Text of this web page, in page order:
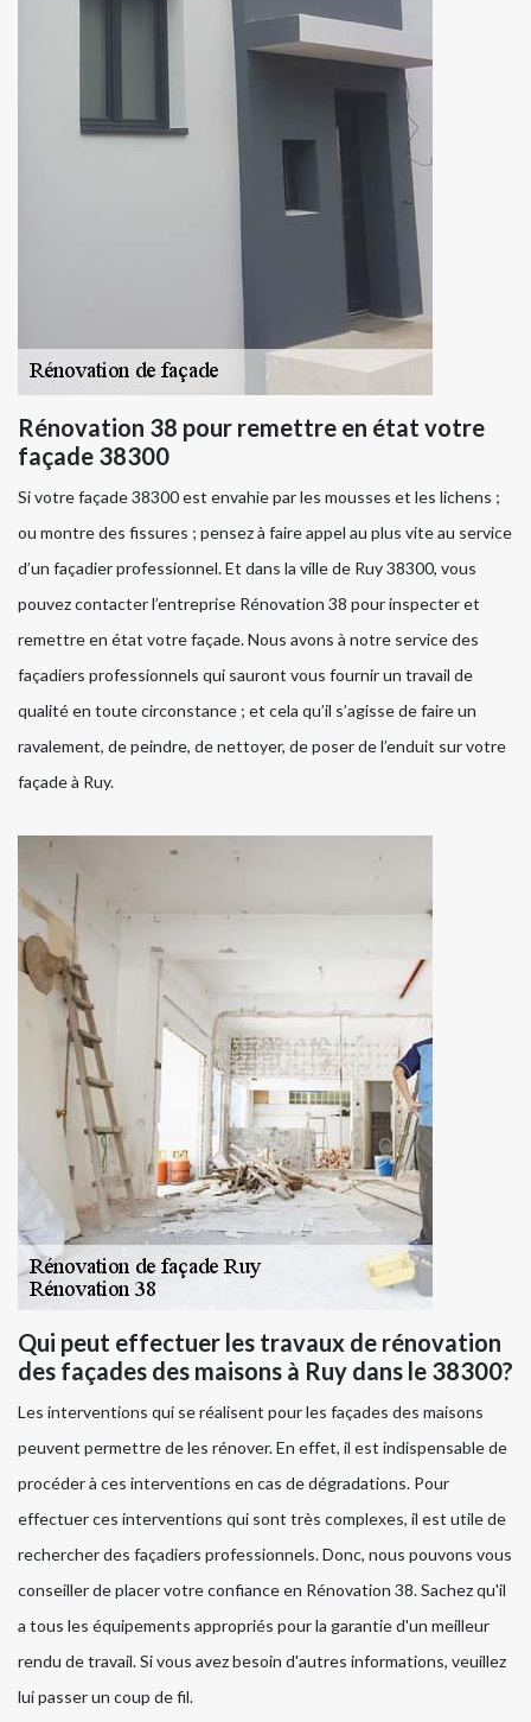
Rénovation 38 pour remettre en état votre
façade 38300
Si votre façade 38300 est envahie par les mousses et les lichens ;
ou montre des fissures ; pensez à faire appel au plus vite au service
d’un façadier professionnel. Et dans la ville de Ruy 38300, vous
pouvez contacter l’entreprise Rénovation 38 pour inspecter et
remettre en état votre façade. Nous avons à notre service des
façadiers professionnels qui sauront vous fournir un travail de
qualité en toute circonstance ; et cela qu’il s’agisse de faire un
ravalement, de peindre, de nettoyer, de poser de l’enduit sur votre
façade à Ruy.
Qui peut effectuer les travaux de rénovation
des façades des maisons à Ruy dans le 38300?
Les interventions qui se réalisent pour les façades des maisons
peuvent permettre de les rénover. En effet, il est indispensable de
procéder à ces interventions en cas de dégradations. Pour
effectuer ces interventions qui sont très complexes, il est utile de
rechercher des façadiers professionnels. Donc, nous pouvons vous
conseiller de placer votre confiance en Rénovation 38. Sachez qu'il
a tous les équipements appropriés pour la garantie d'un meilleur
rendu de travail. Si vous avez besoin d'autres informations, veuillez
lui passer un coup de fil.